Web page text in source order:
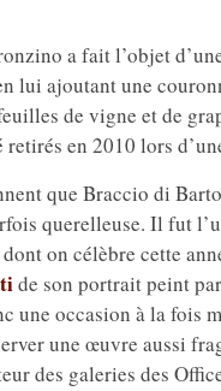
a fait l’objet
lui ajoutant une
de vigne et de
en 2010 lors
que Braccio di
querelleuse. Il fut
on célèbre cette
de son portrait peint par
une occasion à la fois
une œuvre aussi
des galeries des